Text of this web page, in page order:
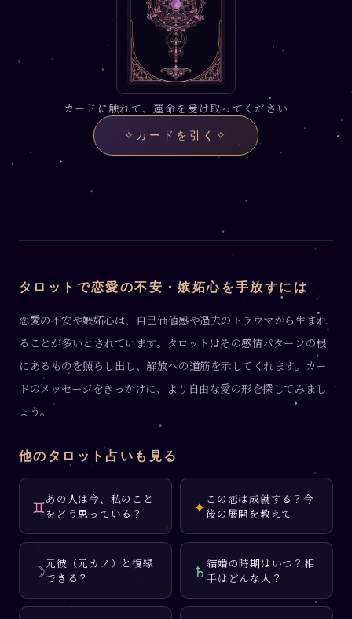
カードに触れて、運命を受け取ってください
✧ カードを引く ✧
タロットで恋愛の不安・嫉妬心を手放すには
恋愛の不安や嫉妬心は、自己価値感や過去のトラウマから生まれ
ることが多いとされています。タロットはその感情パターンの根
にあるものを照らし出し、解放への道筋を示してくれます。カー
ドのメッセージをきっかけに、より自由な愛の形を探してみまし
ょう。
他のタロット占いも見る
♊あの人は今、私のこと
をどう思っている？
✦この恋は成就する？今
後の展開を教えて
☽元彼（元カノ）と復縁
できる？
♄ 結婚の時期はいつ？相
手はどんな人？